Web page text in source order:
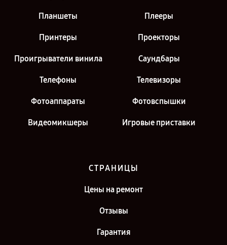
Планшеты Плееры
Принтеры Проекторы
Проигрыватели винила Саундбары
Телефоны Телевизоры
Фотоаппараты Фотовспышки
Видеомикшеры Игровые приставки
СТРАНИЦЫ
Цены на ремонт
Отзывы
Гарантия